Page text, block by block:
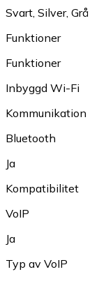
Svart, Silver, Grå
Funktioner
Funktioner
Inbyggd Wi-Fi
Kommunikation
Bluetooth
Ja
Kompatibilitet
VoIP
Ja
Typ av VoIP